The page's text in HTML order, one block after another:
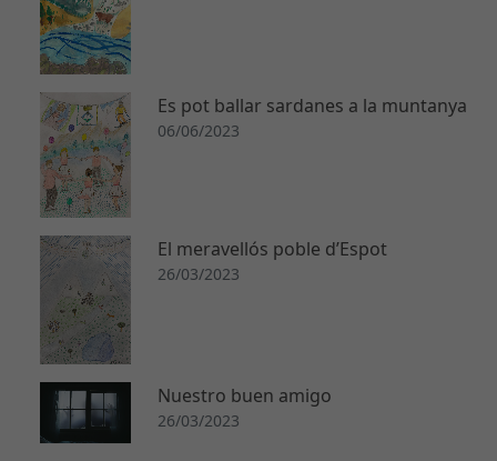
Es pot ballar sardanes a la muntanya
06/06/2023
El meravellós poble d’Espot
26/03/2023
Nuestro buen amigo
26/03/2023